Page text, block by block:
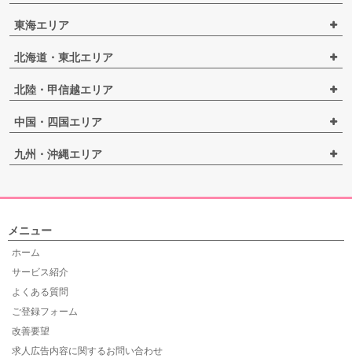
東海エリア
北海道・東北エリア
北陸・甲信越エリア
中国・四国エリア
九州・沖縄エリア
メニュー
ホーム
サービス紹介
よくある質問
ご登録フォーム
改善要望
求人広告内容に関するお問い合わせ